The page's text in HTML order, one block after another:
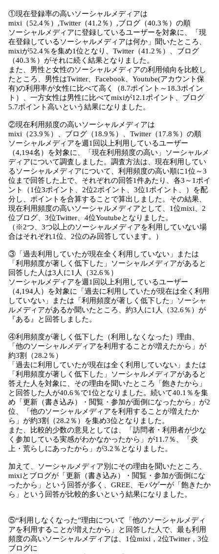
①現在登録率の高いソーシャルメディアは
mixi（52.4％）,Twitter（41.2％）,ブログ（40.3％）の順
ソーシャルメディアに登録しているユーザーを対象に、「現
在登録しているソーシャルメディアは何か」聞いたところ、
mixiが52.4％を集め1位となり、Twitter（41.2％）、ブログ
（40.3％）がそれに続く結果となりました。
また、男性と女性のソーシャルメディアの利用傾向を比較し
たところ、男性はTwitter、Facebook、Youtube(アカウント保
有)の利用率が女性に比べて高く（8.7ポイント～18.3ポイン
ト）、一方女性は男性に比べてmixiが12.1ポイント、ブログ
5.7ポイント高いという結果になりました。
②現在利用頻度の高いソーシャルメディアは
mixi（23.9％）、ブログ（18.9％）、Twitter（17.8％）の順
ソーシャルメディアを週1回以上利用しているユーザー
（4,194名）を対象に、「現在利用頻度の高い」ソーシャルメ
ディアについて調査しました。調査方法は、現在利用してい
るソーシャルメディアについて、利用頻度の高い順に1位～3
位まで回答した上で、それぞれの回答1件あたり、各3～1ポイ
ント（1位3ポイント、2位2ポイント、3位1ポイント、）を配
分し、ポイントを合算することで算出しました。その結果、
現在利用頻度の高いソーシャルメディアとして、1位mixi、2
位ブログ、3位Twitter、4位Youtubeとなりました。
（※2つ、3つ以上のソーシャルメディアを利用していない場
合はそれぞれ1位、2位のみ回答しています。）
③「過去利用していたが現在全く利用していない」または
「利用頻度が著しく低下した」ソーシャルメディアがあると
回答した人は3人に1人（32.6％）
ソーシャルメディアを週1回以上利用しているユーザー
（4,194人）を対象に「過去に利用していたが現在は全く利用
していない」または「利用頻度が著しく低下した」ソーシャ
ルメディアがあるか聞いたところ、約3人に1人（32.6％）が
『ある』と回答しました。
④利用頻度が著しく低下した（利用しなくなった）理由、
「他のソーシャルメディアを利用することが増えたから」が
約3割（28.2％）
「過去に利用していたが現在は全く利用していない」または
「利用頻度が著しく低下した」ソーシャルメディアがあると
答えた人を対象に、その理由を聞いたところ「飽きたから」
と回答した人が40.6％で1位となりました。続いて40.1％を集
め「更新（書き込み）・閲覧・参加が面倒になったから」が2
位、「他のソーシャルメディアを利用することが増えたか
ら」が約3割（28.2％）を集め3位となりました。
また、比較的少数の意見としては、「訪問者・利用者が少な
く参加している実感がわかなかったから」が11.7％、「炎
上・荒らしにあったから」が3.2％となりました。
加えて、ソーシャルメディア別にその理由を聞いたところ、
mixiとブログが「更新（書き込み）・閲覧・参加が面倒にな
ったから」という回答が多く、GREE、モバゲーが「飽きたか
ら」という回答が比較的多いという結果になりました。
⑤“利用しなくなった”理由について「他のソーシャルメディ
アを利用することが増えたから」と回答した人で、最も利用
頻度の高いソーシャルメディアは、1位mixi，2位Twitter，3位
ブログに